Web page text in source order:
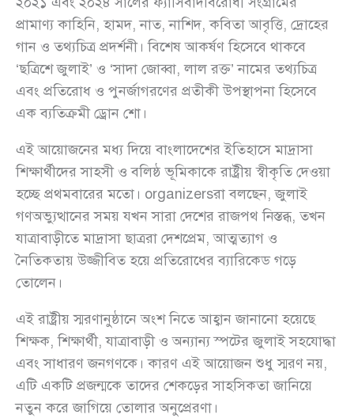
প্রামাণ্য কাহিনি, হামদ, নাত, নাশিদ, কবিতা আবৃত্তি, দ্রোহের
গান ও তথ্যচিত্র প্রদর্শনী। বিশেষ আকর্ষণ হিসেবে থাকবে
‘ছত্রিশে জুলাই’ ও ‘সাদা জোব্বা, লাল রক্ত’ নামের তথ্যচিত্র
এবং প্রতিরোধ ও পুনর্জাগরণের প্রতীকী উপস্থাপনা হিসেবে
এক ব্যতিক্রমী ড্রোন শো।
এই আয়োজনের মধ্য দিয়ে বাংলাদেশের ইতিহাসে মাদ্রাসা
শিক্ষার্থীদের সাহসী ও বলিষ্ঠ ভূমিকাকে রাষ্ট্রীয় স্বীকৃতি দেওয়া
হচ্ছে প্রথমবারের মতো। organizersরা বলছেন, জুলাই
গণঅভ্যুত্থানের সময় যখন সারা দেশের রাজপথ নিস্তব্ধ, তখন
যাত্রাবাড়ীতে মাদ্রাসা ছাত্ররা দেশপ্রেম, আত্মত্যাগ ও
নৈতিকতায় উজ্জীবিত হয়ে প্রতিরোধের ব্যারিকেড গড়ে
তোলেন।
এই রাষ্ট্রীয় স্মরণানুষ্ঠানে অংশ নিতে আহ্বান জানানো হয়েছে
শিক্ষক, শিক্ষার্থী, যাত্রাবাড়ী ও অন্যান্য স্পটের জুলাই সহযোদ্ধা
এবং সাধারণ জনগণকে। কারণ এই আয়োজন শুধু স্মরণ নয়,
এটি একটি প্রজন্মকে তাদের শেকড়ের সাহসিকতা জানিয়ে
নতুন করে জাগিয়ে তোলার অনুপ্রেরণা।